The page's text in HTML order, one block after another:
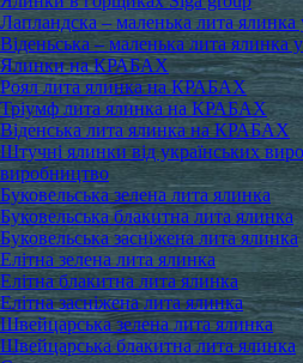
Лапландска – маленька лита
Віденьська – маленька лита ялинка
Ялинки на КРАБАХ
Роял лита ялинка на КРАБАХ
Тріумф лита ялинка на КРАБАХ
Віденська лита ялинка на КРАБАХ
Штучні ялинки від українських
виробництво
Буковельська зелена лита ялинка
Буковельська блакитна лита ялинка
Буковельська засніжена лита ялинка
Елітна зелена лита ялинка
Елітна блакитна лита ялинка
Елітна засніжена лита ялинка
Швейцарська зелена лита ялинка
Швейцарська блакитна лита ялинка